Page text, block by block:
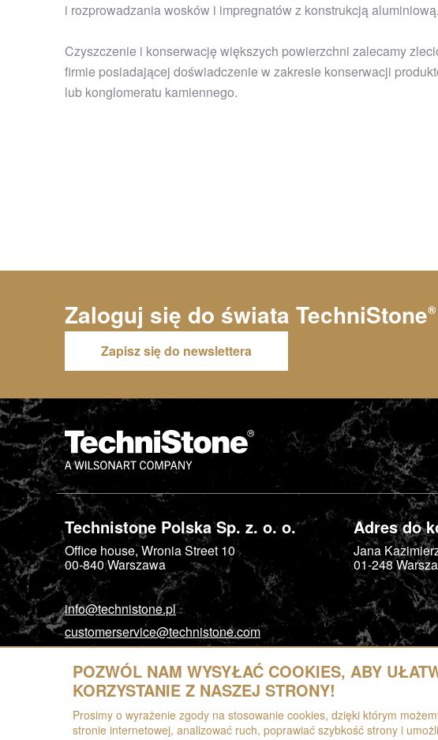
i rozprowadzania wosków i impregnatów z konstrukcją aluminiową.
Czyszczenie i konserwację większych powierzchni zalecamy
firmie posiadającej doświadczenie w zakresie konserwacji
lub konglomeratu kamiennego.
Zaloguj się do świata TechniStone®
Zapisz się do newslettera
Technistone Polska Sp. z. o. o.
Office house, Wronia Street 10
00-840 Warszawa
info@technistone.pl
customerservice@technistone.com
Adres do
Jana
01-248
POZWÓL NAM WYSYŁAĆ COOKIES, ABY
KORZYSTANIE Z NASZEJ STRONY!
Prosimy o wyrażenie zgody na stosowanie cookies, dzięki którym
stronie internetowej, analizować ruch, poprawiać szybkość strony i